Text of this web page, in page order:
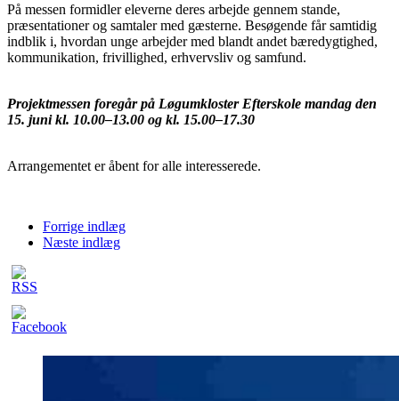
På messen formidler eleverne deres arbejde gennem stande,
præsentationer og samtaler med gæsterne. Besøgende får samtidig
indblik i, hvordan unge arbejder med blandt andet bæredygtighed,
kommunikation, frivillighed, erhvervsliv og samfund.
Projektmessen foregår på Løgumkloster Efterskole mandag den
15. juni kl. 10.00–13.00 og kl. 15.00–17.30
Arrangementet er åbent for alle interesserede.
Forrige indlæg
Næste indlæg